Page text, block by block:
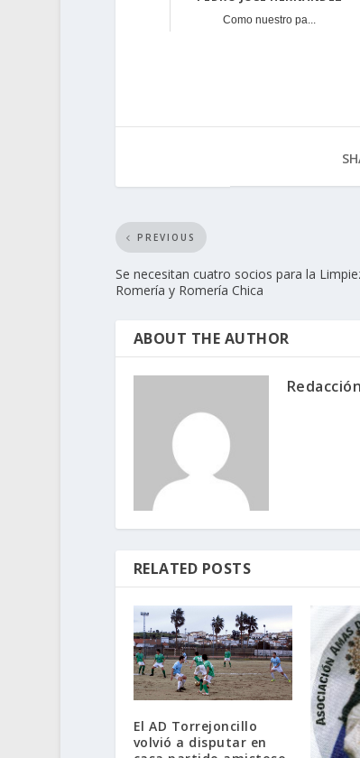
Como nuestro pa...
PREVIOUS
Se necesitan cuatro socios para la
Romería y Romería Chica
ABOUT THE AUTHOR
Redacción
RELATED POSTS
El AD Torrejoncillo
volvió a disputar en